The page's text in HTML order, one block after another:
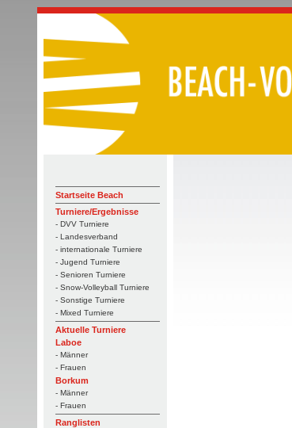
Startseite Beach
Turniere/Ergebnisse
- DVV Turniere
- Landesverband
- internationale Turniere
- Jugend Turniere
- Senioren Turniere
- Snow-Volleyball Turniere
- Sonstige Turniere
- Mixed Turniere
Aktuelle Turniere
Laboe
- Männer
- Frauen
Borkum
- Männer
- Frauen
Ranglisten